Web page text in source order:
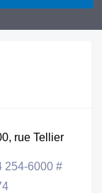
rue Tellier
254-6000 #